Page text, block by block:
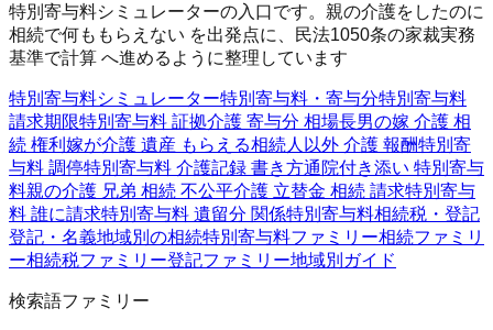
特別寄与料シミュレーターの入口です。親の介護をしたのに
相続で何ももらえない を出発点に、民法1050条の家裁実務
基準で計算 へ進めるように整理しています
特別寄与料シミュレーター特別寄与料・寄与分特別寄与料
請求期限特別寄与料 証拠介護 寄与分 相場長男の嫁 介護 相
続 権利 嫁が介護 遺産 もらえる相続人以外 介護 報酬特別寄
与料 調停特別寄与料 介護記録 書き方通院付き添い 特別寄与
料親の介護 兄弟 相続 不公平介護 立替金 相続 請求特別寄与
料 誰に請求特別寄与料 遺留分 関係特別寄与料相続税・登記
登記・名義地域別の相続特別寄与料ファミリー相続ファミリ
ー相続税ファミリー登記ファミリー地域別ガイド
検索語ファミリー